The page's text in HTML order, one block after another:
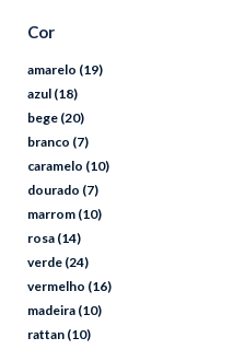
Cor
amarelo (19)
azul (18)
bege (20)
branco (7)
caramelo (10)
dourado (7)
marrom (10)
rosa (14)
verde (24)
vermelho (16)
madeira (10)
rattan (10)